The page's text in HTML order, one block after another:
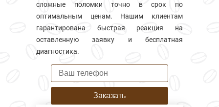
сложные поломки точно в срок по
оптимальным ценам. Нашим клиентам
гарантирована быстрая реакция на
оставленную заявку и бесплатная
диагностика.
Заказать